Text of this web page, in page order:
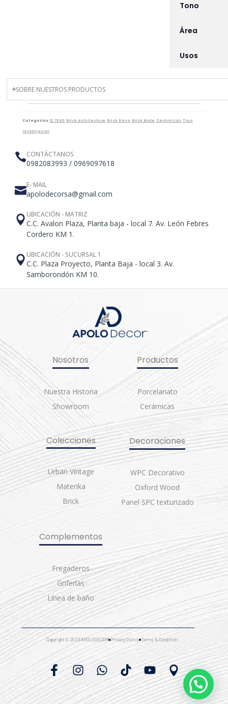
Tono
Área
Usos
SOBRE NUESTROS PRODUCTOS
Categorías 12.7X40, Brick Architecture, Brick Deco, Brick Mate, Cerámicas, Tipo
rectangular
CONTÁCTANOS
0982083993 / 0969097618
E- MAIL
apolodecorsa@gmail.com
UBICACIÓN - MATRIZ
C.C. Avalon Plaza, Planta baja - local 7. Av. León Febres
Cordero KM 1.
UBICACIÓN - SUCURSAL 1
C.C. Plaza Proyecto, Planta Baja - local 3. Av.
Samborondón KM 10.
Nosotros
Nuestra Historia
Showroom
Productos
Porcelanato
Cerámicas
Colecciones
Urban Vintage
Materika
Brick
Decoraciones
WPC Decorativo
Oxford Wood
Panel SPC texturizado
Complementos
Fregaderos
Griferías
Línea de baño
Copyright © 2023 APOLODECOR Privacy Policy Terms & Condition